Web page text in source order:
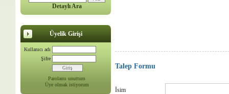
Detaylı Ara
Üyelik Girişi
Kullanıcı adı
Şifre
Parolamı unuttum
Üye olmak istiyorum
Talep Formu
İsim